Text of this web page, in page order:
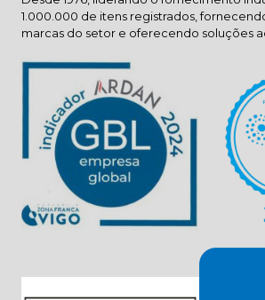
1.000.000 de itens registrados,
marcas do setor e oferecendo soluções